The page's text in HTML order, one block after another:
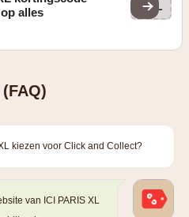
alles
BEL
kiezen voor Click and Collect?
van ICI PARIS XL